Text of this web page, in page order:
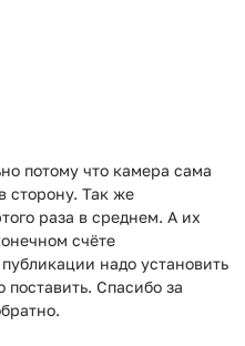
потому что камера сама
сторону. Так же
раза в среднем. А их
счёте
надо установить
Спасибо за